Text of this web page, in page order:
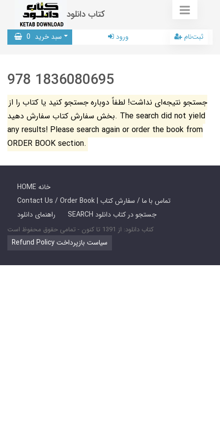
کتاب دانلود
سبد خرید 0 ورود ثبت‌نام
978 1836080695
جستجو نتیجه‌ای نداشت! لطفاً دوباره جستجو کنید یا کتاب را از
بخش سفارش کتاب سفارش دهید. The search did not yield
any results! Please search again or order the book from
ORDER BOOK section.
HOME خانه
Contact Us / Order Book | تماس با ما / سفارش کتاب
راهنمای دانلود
SEARCH جستجو در کتاب دانلود
کتاب دانلود: از 1391 تا کنون - تمامی حقوق محفوظ است
Refund Policy سیاست بازپرداخت